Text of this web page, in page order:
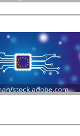
stock.adobe.com